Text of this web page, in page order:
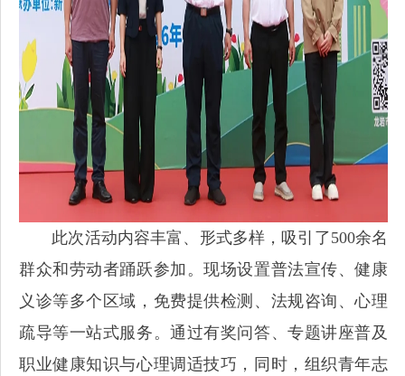
此次活动内容丰富、形式多样，吸引了500余名
群众和劳动者踊跃参加。现场设置普法宣传、健康
义诊等多个区域，免费提供检测、法规咨询、心理
疏导等一站式服务。通过有奖问答、专题讲座普及
职业健康知识与心理调适技巧，同时，组织青年志